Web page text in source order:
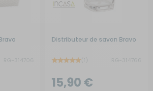
Distributeur de savon Bravo
15,90 €